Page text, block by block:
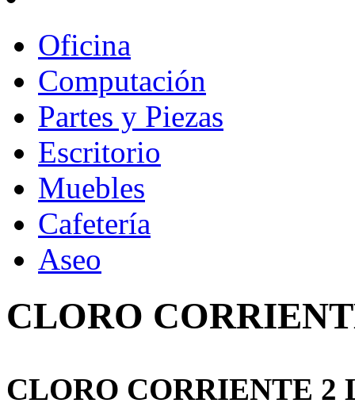
Oficina
Computación
Partes y Piezas
Escritorio
Muebles
Cafetería
Aseo
CLORO
CLORO CORRIENTE 2